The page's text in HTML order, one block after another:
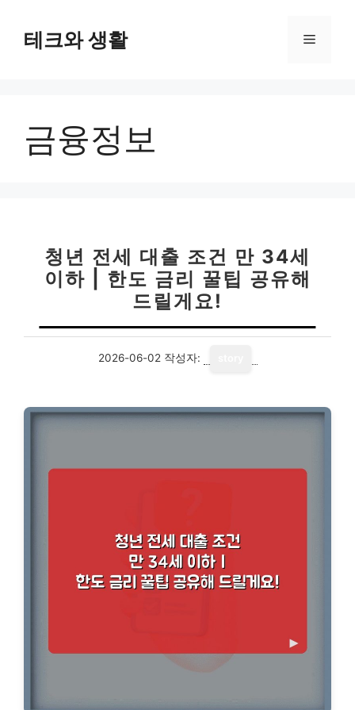
테크와 생활 메
금융정보
청년 전세 대출 조건 만 34세
이하 | 한도 금리 꿀팁 공유해
드릴게요!
2026-06-02 작성자: